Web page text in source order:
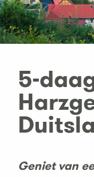
5-
Geniet van